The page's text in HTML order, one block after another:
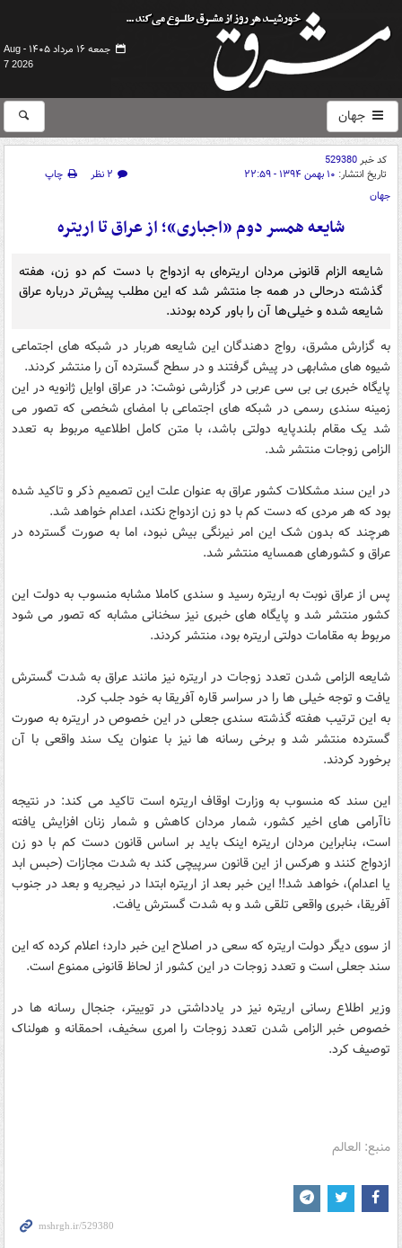
جمعه ۱۶ مرداد ۱۴۰۵ -
Aug
7 2026
جهان
کد خبر529380
تاریخ انتشار: ۱۰ بهمن ۱۳۹۴ - ۲۲:۵۹ ۲ نظر
چاپ
جهان
شایعه همسر دوم «اجباری»؛ از عراق تا اریتره
شایعه الزام قانونی مردان اریتره‌ای به ازدواج با دست کم دو زن، هفته
گذشته درحالی در همه جا منتشر شد که این مطلب پیش‌تر درباره عراق
شایعه شده و خیلی‌ها آن را باور کرده بودند.
به گزارش مشرق، رواج دهندگان این شایعه هربار در شبکه های اجتماعی
شیوه های مشابهی در پیش گرفتند و در سطح گسترده آن را منتشر کردند.
پایگاه خبری بی بی سی عربی در گزارشی نوشت: در عراق اوایل ژانویه در این
زمینه سندی رسمی در شبکه های اجتماعی با امضای شخصی که تصور می
شد یک مقام بلندپایه دولتی باشد، با متن کامل اطلاعیه مربوط به تعدد
الزامی زوجات منتشر شد.
در این سند مشکلات کشور عراق به عنوان علت این تصمیم ذکر و تاکید شده
بود که هر مردی که دست کم با دو زن ازدواج نکند، اعدام خواهد شد.
هرچند که بدون شک این امر نیرنگی بیش نبود، اما به صورت گسترده در
عراق و کشورهای همسایه منتشر شد.
پس از عراق نوبت به اریتره رسید و سندی کاملا مشابه منسوب به دولت این
کشور منتشر شد و پایگاه های خبری نیز سخنانی مشابه که تصور می شود
مربوط به مقامات دولتی اریتره بود، منتشر کردند.
شایعه الزامی شدن تعدد زوجات در اریتره نیز مانند عراق به شدت گسترش
یافت و توجه خیلی ها را در سراسر قاره آفریقا به خود جلب کرد.
به این ترتیب هفته گذشته سندی جعلی در این خصوص در اریتره به صورت
گسترده منتشر شد و برخی رسانه ها نیز با عنوان یک سند واقعی با آن
برخورد کردند.
این سند که منسوب به وزارت اوقاف اریتره است تاکید می کند: در نتیجه
ناآرامی های اخیر کشور، شمار مردان کاهش و شمار زنان افزایش یافته
است، بنابراین مردان اریتره اینک باید بر اساس قانون دست کم با دو زن
ازدواج کنند و هرکس از این قانون سرپیچی کند به شدت مجازات (حبس ابد
یا اعدام)، خواهد شد!! این خبر بعد از اریتره ابتدا در نیجریه و بعد در جنوب
آفریقا، خبری واقعی تلقی شد و به شدت گسترش یافت.
از سوی دیگر دولت اریتره که سعی در اصلاح این خبر دارد؛ اعلام کرده که این
سند جعلی است و تعدد زوجات در این کشور از لحاظ قانونی ممنوع است.
وزیر اطلاع رسانی اریتره نیز در یادداشتی در توییتر، جنجال رسانه ها در
خصوص خبر الزامی شدن تعدد زوجات را امری سخیف، احمقانه و هولناک
توصیف کرد.
منبع: العالم